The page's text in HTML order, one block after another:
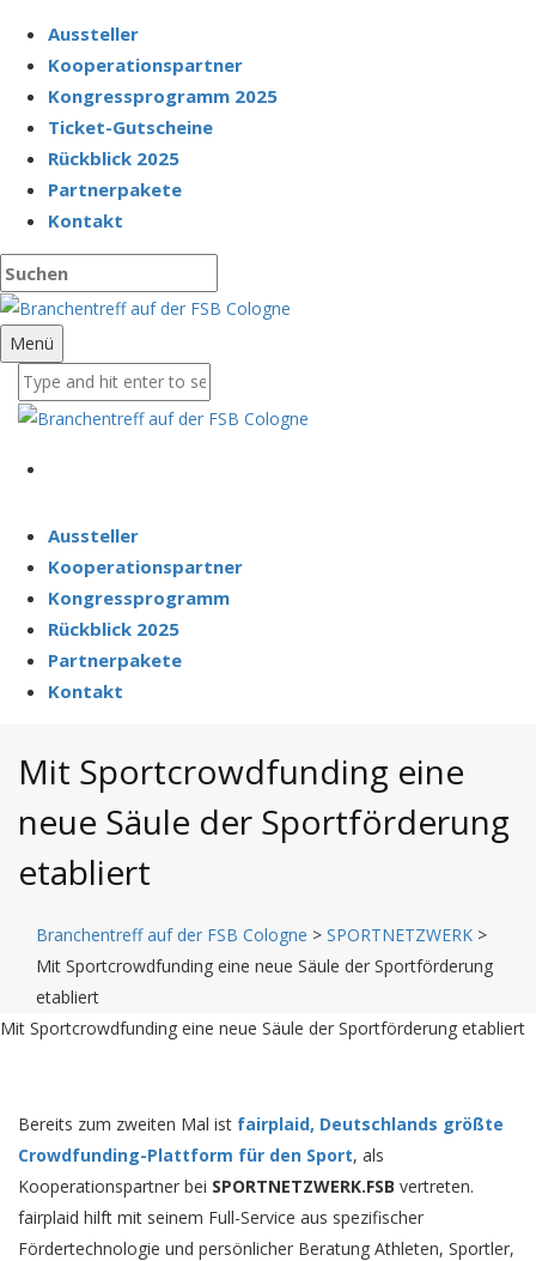
Aussteller
Kooperationspartner
Kongressprogramm 2025
Ticket-Gutscheine
Rückblick 2025
Partnerpakete
Kontakt
Menü
Aussteller
Kooperationspartner
Kongressprogramm
Rückblick 2025
Partnerpakete
Kontakt
Mit Sportcrowdfunding eine
neue Säule der Sportförderung
etabliert
Branchentreff auf der FSB Cologne > SPORTNETZWERK >
Mit Sportcrowdfunding eine neue Säule der Sportförderung
etabliert
Mit Sportcrowdfunding eine neue Säule der Sportförderung etabliert
Bereits zum zweiten Mal ist fairplaid, Deutschlands größte
Crowdfunding-Plattform für den Sport, als
Kooperationspartner bei SPORTNETZWERK.FSB vertreten.
fairplaid hilft mit seinem Full-Service aus spezifischer
Fördertechnologie und persönlicher Beratung Athleten, Sportler,